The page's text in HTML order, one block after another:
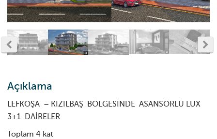
Açıklama
LEFKOŞA – KIZILBAŞ BÖLGESİNDE ASANSÖRLÜ LUX
3+1 DAİRELER
Toplam 4 kat